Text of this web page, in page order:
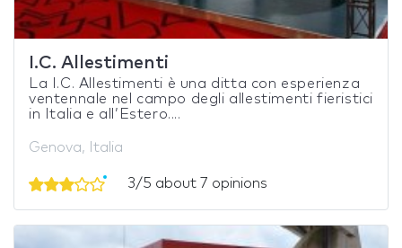
I.C. Allestimenti
La I.C. Allestimenti è una ditta con esperienza
ventennale nel campo degli allestimenti fieristici
in Italia e all’Estero....
Genova, Italia
3/5 about 7 opinions